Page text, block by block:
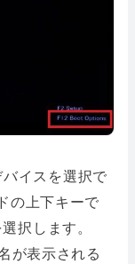
イスを選択で
の上下キーで
択します。
が表示される